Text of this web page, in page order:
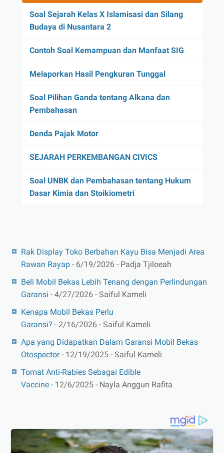
Soal Sejarah Kelas X Islamisasi dan Silang
Budaya di Nusantara 2
Contoh Soal Kemampuan dan Manfaat SIG
Melaporkan Hasil Pengkuran Tunggal
Soal Pilihan Ganda tentang Alkana dan
Pembahasan
Denda Pajak Motor
SEJARAH PERKEMBANGAN CIVICS
Soal UNBK dan Pembahasan tentang Hukum
Dasar Kimia dan Stoikiometri
Rak Display Toko Berbahan Kayu Bisa Menjadi Area
Rawan Rayap - 6/19/2026 - Padja Tjiloeah
Beli Mobil Bekas Lebih Tenang dengan Perlindungan
Garansi - 4/27/2026 - Saiful Kameli
Kenapa Mobil Bekas Perlu
Garansi? - 2/16/2026 - Saiful Kameli
Apa yang Didapatkan Dalam Garansi Mobil Bekas
Otospector- 12/19/2025 - Saiful Kameli
Tomat Anti-Rabies Sebagai Edible
Vaccine - 12/6/2025 - Nayla Anggun Rafita